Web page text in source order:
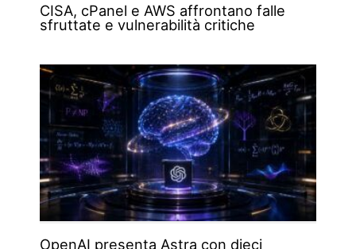
CISA, cPanel e AWS affrontano falle
sfruttate e vulnerabilità critiche
OpenAI presenta Astra con dieci